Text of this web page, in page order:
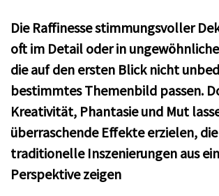
Die Raffinesse stimmungsvoller
oft im Detail oder in
die auf den ersten Blick nicht
bestimmtes Themenbild passen.
Kreativität, Phantasie und Mut
überraschende Effekte erzielen,
traditionelle Inszenierungen aus
Perspektive zeigen